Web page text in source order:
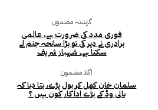
گزشتہ مضمون
فوری مدد کی ضرورت ہے، عالمی
برادری نے دیر کی تو بڑا سانحہ جنم لے
سکتا ہے۔ شہباز شریف
اگلا مضمون
سلمان خان کھل کر بول پڑے، بتا دیا کہ
بالی وڈ کے بڑے اداکار کون ہیں ؟